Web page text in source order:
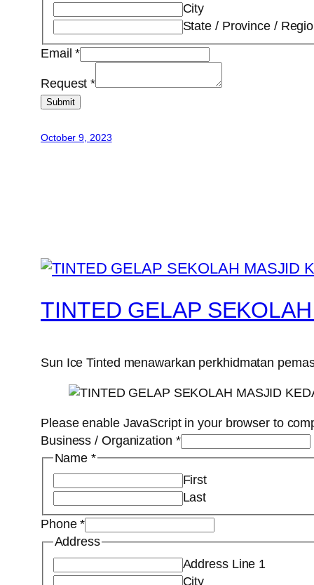
City
State / Province /
Email*
Request*
Submit
October 9, 2023
TINTED GELAP
Sun Ice Tinted menawarkan perkhidmatan
Please enable JavaScript in your browser to
Business / Organization *
Name *
First
Last
Phone*
Address
Address Line 1
City